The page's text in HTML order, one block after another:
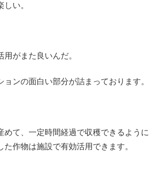
い。
用がまた良いんだ。
ョンの面白い部分が詰まっております。
めて、一定時間経過で収穫できるように
た作物は施設で有効活用できます。